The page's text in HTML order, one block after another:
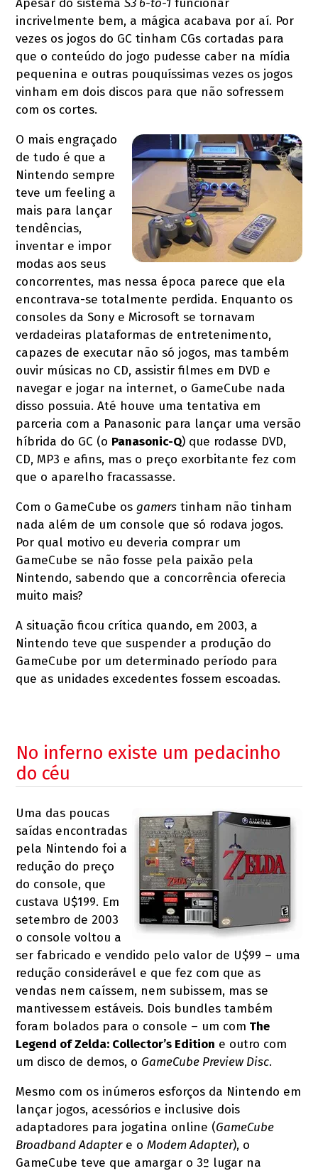
incrivelmente bem, a mágica acabava por aí. Por
vezes os jogos do GC tinham CGs cortadas para
que o conteúdo do jogo pudesse caber na mídia
pequenina e outras pouquíssimas vezes os jogos
vinham em dois discos para que não sofressem
com os cortes.
O mais engraçado
de tudo é que a
Nintendo sempre
teve um feeling a
mais para lançar
tendências,
inventar e impor
modas aos seus
concorrentes, mas nessa época parece que ela
encontrava-se totalmente perdida. Enquanto os
consoles da Sony e Microsoft se tornavam
verdadeiras plataformas de entretenimento,
capazes de executar não só jogos, mas também
ouvir músicas no CD, assistir filmes em DVD e
navegar e jogar na internet, o GameCube nada
disso possuia. Até houve uma tentativa em
parceria com a Panasonic para lançar uma versão
híbrida do GC (o Panasonic-Q) que rodasse DVD,
CD, MP3 e afins, mas o preço exorbitante fez com
que o aparelho fracassasse.
Com o GameCube osgamers tinham não tinham
nada além de um console que só rodava jogos.
Por qual motivo eu deveria comprar um
GameCube se não fosse pela paixão pela
Nintendo, sabendo que a concorrência oferecia
muito mais?
A situação ficou crítica quando, em 2003, a
Nintendo teve que suspender a produção do
GameCube por um determinado período para
que as unidades excedentes fossem escoadas.
No inferno existe um pedacinho
do céu
Uma das poucas
saídas encontradas
pela Nintendo foi a
redução do preço
do console, que
custava U$199. Em
setembro de 2003
o console voltou a
ser fabricado e vendido pelo valor de U$99 – uma
redução considerável e que fez com que as
vendas nem caíssem, nem subissem, mas se
mantivessem estáveis. Dois bundles também
foram bolados para o console – um com The
Legend of Zelda: Collector’s Edition e outro com
um disco de demos, o GameCube Preview Disc.
Mesmo com os inúmeros esforços da Nintendo em
lançar jogos, acessórios e inclusive dois
adaptadores para jogatina online (GameCube
Broadband Adaptere oModem Adapter), o
GameCube teve que amargar o 3º lugar na